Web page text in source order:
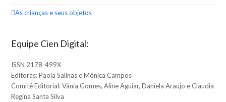
As crianças e seus objetos
Equipe Cien Digital:
ISSN 2178-499X
Editoras: Paola Salinas e Mônica Campos
Comitê Editorial: Vânia Gomes, Aline Aguiar, Daniela Araujo e Claudia
Regina Santa Silva